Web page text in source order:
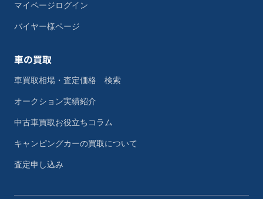
マイページログイン
バイヤー様ページ
車の買取
車買取相場・査定価格 検索
オークション実績紹介
中古車買取お役立ちコラム
キャンピングカーの買取について
査定申し込み